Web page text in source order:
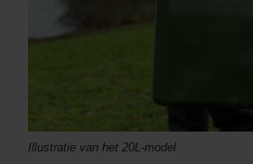
Illustratie van het 20L-model